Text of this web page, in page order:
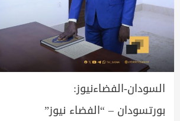
السودان-الفضاءنيوز:
بورتسودان – “الفضاء نيوز”